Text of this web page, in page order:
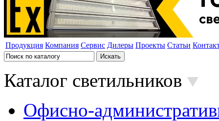
Продукция Компания Сервис Дилеры Проекты Статьи
Каталог светильников
Офисно-